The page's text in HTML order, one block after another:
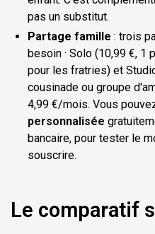
pas un substitut.
Partage famille : trois
besoin · Solo (10,99 €, 1
pour les fratries) et
cousinade ou groupe
4,99 €/mois. Vous
personnalisée
bancaire, pour tester le
souscrire.
Le comparatif